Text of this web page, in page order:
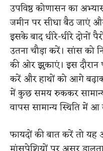
उपविष्ठ कोणासन का
जमीन पर सीधा बैठ जाएं
इसके बाद धीरे-धीरे दोनों
उतना चौड़ा करें। सांस को
की ओर झुकाएं। इस दौरान
करें और हाथों को आगे
में कुछ समय रुककर
वापस सामान्य स्थिति में आ
फायदों की बात करें तो